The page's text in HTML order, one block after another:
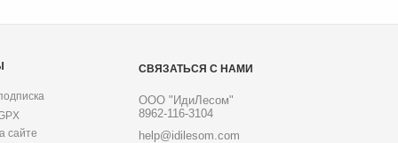
сайте
СВЯЗАТЬСЯ С НАМИ
ООО "ИдиЛесом"
8962-116-3104
help@idilesom.com